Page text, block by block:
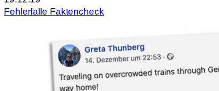
Fehlerfalle Faktencheck